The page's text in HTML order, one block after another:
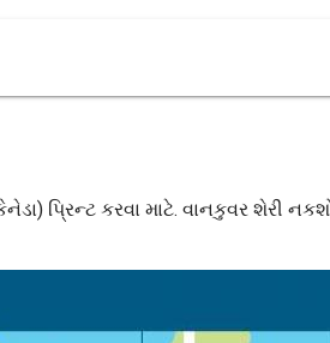
પ્રિન્ટ કરવા માટે. વાનકુવર શેરી